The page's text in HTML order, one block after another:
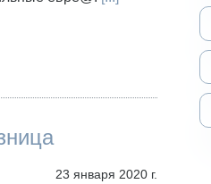
23 января 2020 г.